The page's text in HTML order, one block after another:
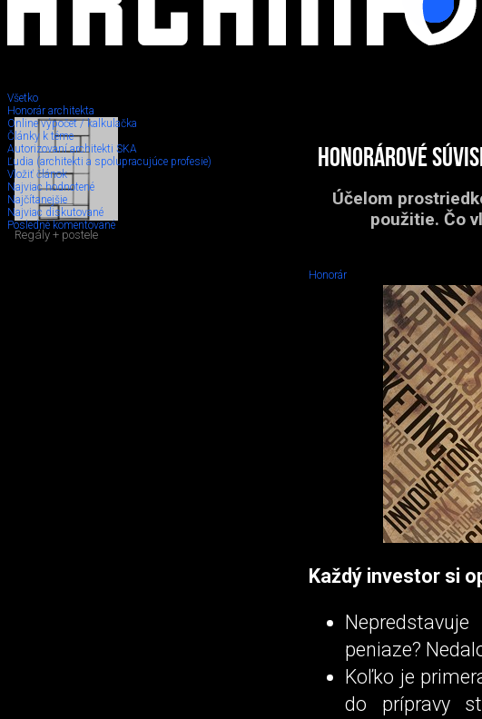
Všetko
Honorár architekta
Online výpočet / kalkulačka
Články k téme
Autorizovaní architekti SKA
Ľudia (architekti a spolupracujúce profesie)
Vložiť článok
Najviac hodnotené
Najčítanejšie
Najviac diskutované
Posledné komentované
Honorárové
Účelom
použitie. Čo
Honorár
Každý investor si
peniaze?
Koľko je
do prípravy
Regály + postele